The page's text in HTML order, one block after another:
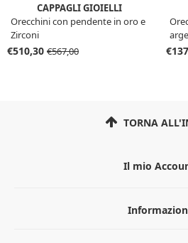
CAPPAGLI GIOIELLI
Orecchini con pendente in oro e
Zirconi
€510,30 €567,00
Girl
TORNA
Il mio